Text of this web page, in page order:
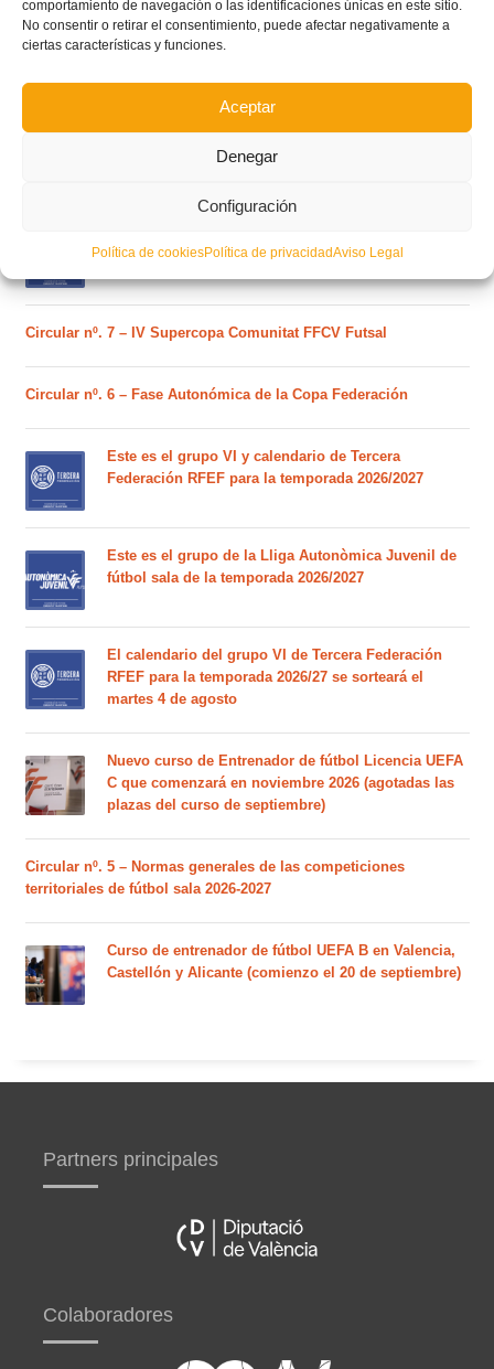
comportamiento de navegación o las identificaciones únicas en este sitio.
No consentir o retirar el consentimiento, puede afectar negativamente a
ciertas características y funciones.
Aceptar
Denegar
Configuración
Política de cookiesPolítica de privacidadAviso Legal
Ferran Torres se da un baño de masas y se convierte
en el embajador de la Comunitat Valenciana
Comunitat para la temporada 2026/2027
Circular nº. 7 – IV Supercopa Comunitat FFCV Futsal
Circular nº. 6 – Fase Autonómica de la Copa Federación
Este es el grupo VI y calendario de Tercera
Federación RFEF para la temporada 2026/2027
Este es el grupo de la Lliga Autonòmica Juvenil de
fútbol sala de la temporada 2026/2027
El calendario del grupo VI de Tercera Federación
RFEF para la temporada 2026/27 se sorteará el
martes 4 de agosto
Nuevo curso de Entrenador de fútbol Licencia UEFA
C que comenzará en noviembre 2026 (agotadas las
plazas del curso de septiembre)
Circular nº. 5 – Normas generales de las competiciones
territoriales de fútbol sala 2026-2027
Curso de entrenador de fútbol UEFA B en Valencia,
Castellón y Alicante (comienzo el 20 de septiembre)
Partners principales
Colaboradores